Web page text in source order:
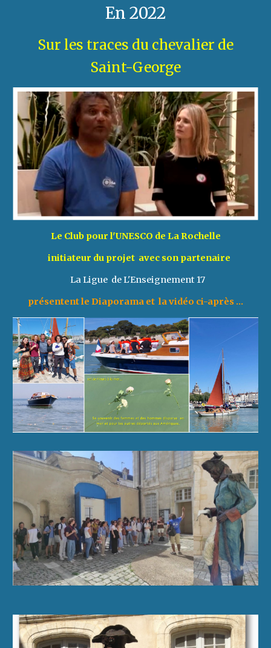
En 2022
Sur les traces du chevalier de
Saint-George
Le Club pour l'UNESCO de La Rochelle
initiateur du projet avec sonpartenaire
La Ligue de L'Enseignement 17
présentent le Diaporama et la vidéo ci-après ...